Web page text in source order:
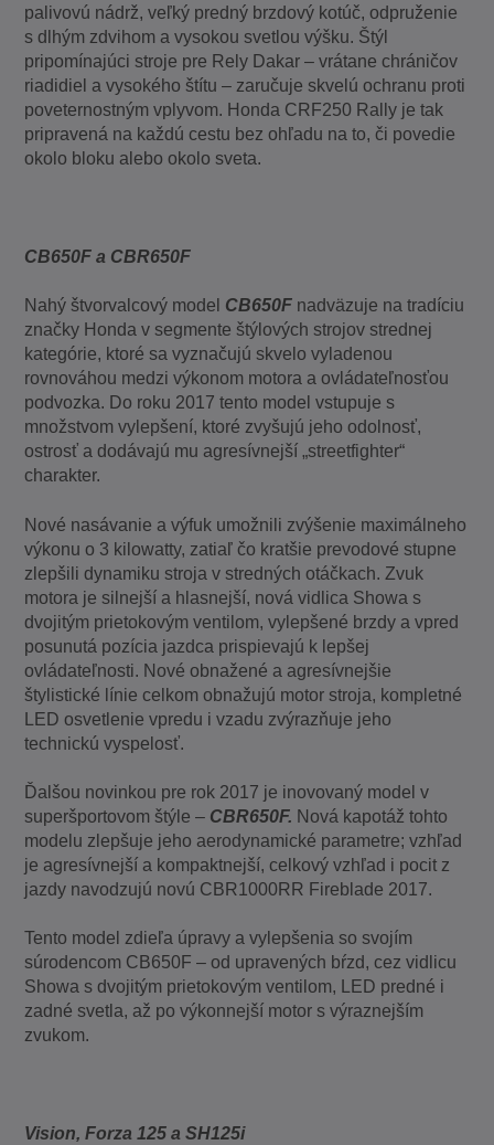
palivovú nádrž, veľký predný brzdový kotúč, odpruženie
s dlhým zdvihom a vysokou svetlou výšku. Štýl
pripomínajúci stroje pre Rely Dakar – vrátane chráničov
riadidiel a vysokého štítu – zaručuje skvelú ochranu proti
poveternostným vplyvom. Honda CRF250 Rally je tak
pripravená na každú cestu bez ohľadu na to, či povedie
okolo bloku alebo okolo sveta.
CB650F a CBR650F
Nahý štvorvalcový model CB650F nadväzuje na tradíciu
značky Honda v segmente štýlových strojov strednej
kategórie, ktoré sa vyznačujú skvelo vyladenou
rovnováhou medzi výkonom motora a ovládateľnosťou
podvozka. Do roku 2017 tento model vstupuje s
množstvom vylepšení, ktoré zvyšujú jeho odolnosť,
ostrosť a dodávajú mu agresívnejší „streetfighter“
charakter.
Nové nasávanie a výfuk umožnili zvýšenie maximálneho
výkonu o 3 kilowatty, zatiaľ čo kratšie prevodové stupne
zlepšili dynamiku stroja v stredných otáčkach. Zvuk
motora je silnejší a hlasnejší, nová vidlica Showa s
dvojitým prietokovým ventilom, vylepšené brzdy a vpred
posunutá pozícia jazdca prispievajú k lepšej
ovládateľnosti. Nové obnažené a agresívnejšie
štylistické línie celkom obnažujú motor stroja, kompletné
LED osvetlenie vpredu i vzadu zvýrazňuje jeho
technickú vyspelosť.
Ďalšou novinkou pre rok 2017 je inovovaný model v
superšportovom štýle – CBR650F. Nová kapotáž tohto
modelu zlepšuje jeho aerodynamické parametre; vzhľad
je agresívnejší a kompaktnejší, celkový vzhľad i pocit z
jazdy navodzujú novú CBR1000RR Fireblade 2017.
Tento model zdieľa úpravy a vylepšenia so svojím
súrodencom CB650F – od upravených bŕzd, cez vidlicu
Showa s dvojitým prietokovým ventilom, LED predné i
zadné svetla, až po výkonnejší motor s výraznejším
zvukom.
Vision, Forza 125 a SH125i